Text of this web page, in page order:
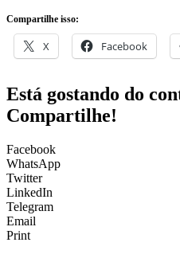
Compartilhe isso:
X Facebook
Está gostando do
Compartilhe!
Facebook
WhatsApp
Twitter
LinkedIn
Telegram
Email
Print